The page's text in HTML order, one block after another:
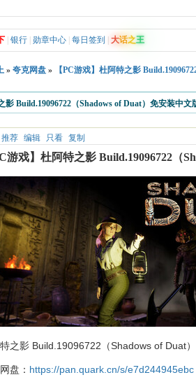
银行 勋章中心 每日签到 大话之王
» 夸克网盘 » 【PC游戏】杜阿特之影
影 Build.19096722（Shadows of Duat）免安装中文
推荐 编辑 只看 复制
游戏】杜阿特之影 Build.19096722（
之影 Build.19096722（Shadows of Duat
盘： https://pan.quark.cn/s/e7d244945ebc